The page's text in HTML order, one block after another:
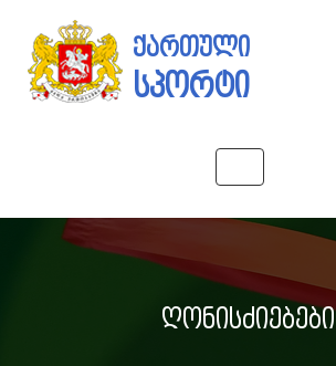
ქართული
სპორტი
navigation
ღონისძიებები